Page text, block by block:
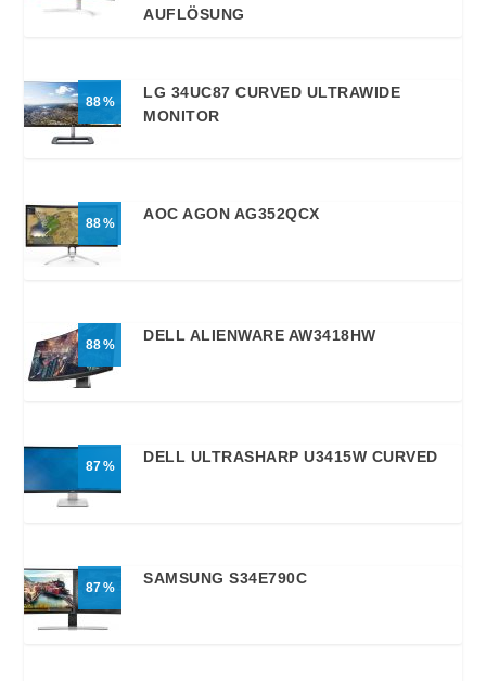
AUFLÖSUNG
88
LG 34UC87 CURVED ULTRAWIDE
MONITOR
88
AOC AGON AG352QCX
88
DELL ALIENWARE AW3418HW
87
DELL ULTRASHARP U3415W CURVED
87
SAMSUNG S34E790C